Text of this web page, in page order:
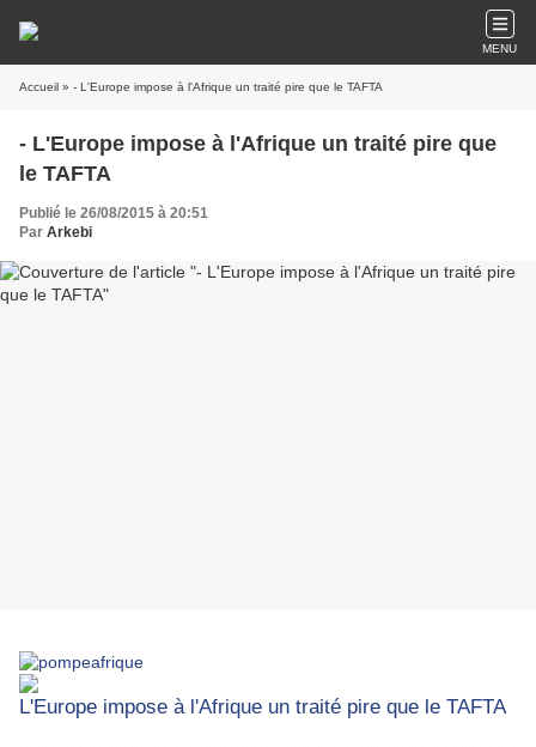
MENU
Accueil » - L'Europe impose à l'Afrique un traité pire que le TAFTA
- L'Europe impose à l'Afrique un traité pire que
le TAFTA
Publié le 26/08/2015 à 20:51
Par Arkebi
L'Europe impose à l'Afrique un traité pire que le TAFTA